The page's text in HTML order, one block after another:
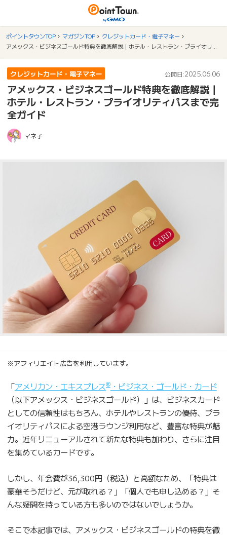
ポイントタウンTOP マガジンTOP
クレジットカード・電子マネー
クレジットカード・電子マネー 公開日:2025.06.06
アメックス・ビジネスゴールド特典を徹底解説｜
ホテル・レストラン・プライオリティパスまで完
全ガイド
マネ子
※アフィリエイト広告を利用しています。
「アメリカン・エキスプレス®・ビジネス・ゴールド・カード
（以下アメックス・ビジネスゴールド）」は、ビジネスカード
としての信頼性はもちろん、ホテルやレストランの優待、プラ
イオリティパスによる空港ラウンジ利用など、豊富な特典が魅
力。近年リニューアルされて新たな特典も加わり、さらに注目
を集めているカードです。
しかし、年会費が36,300円（税込）と高額なため、「特典は
豪華そうだけど、元が取れる？」「個人でも申し込める？」そ
んな疑問を持っている方も多いのではないでしょうか。
そこで本記事では、アメックス・ビジネスゴールドの特典を徹